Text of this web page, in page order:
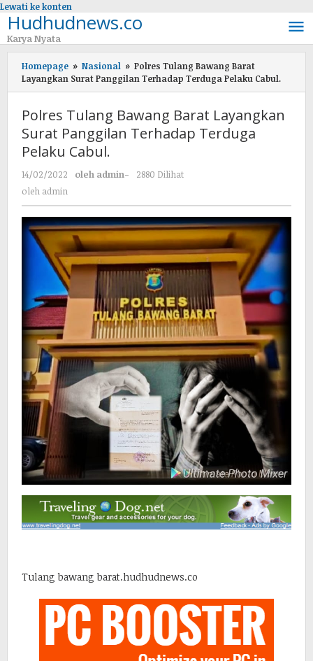
Lewati ke konten
Hudhudnews.co
Karya Nyata
Homepage » Nasional » Polres Tulang Bawang Barat
Layangkan Surat Panggilan Terhadap Terduga Pelaku Cabul.
Polres Tulang Bawang Barat Layangkan
Surat Panggilan Terhadap Terduga
Pelaku Cabul.
14/02/2022 oleh admin-
2880 Dilihat
oleh admin
Tulang bawang barat.hudhudnews.co